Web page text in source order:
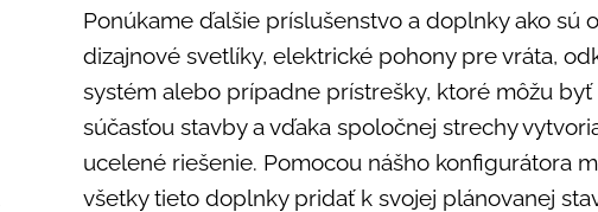
Ponúkame ďalšie príslušenstvo a doplnky ako sú
dizajnové svetlíky, elektrické pohony pre vráta,
systém alebo prípadne prístrešky, ktoré môžu byť
súčasťou stavby a vďaka spoločnej strechy
ucelené riešenie. Pomocou nášho konfigurátora
všetky tieto doplnky pridať k svojej plánovanej